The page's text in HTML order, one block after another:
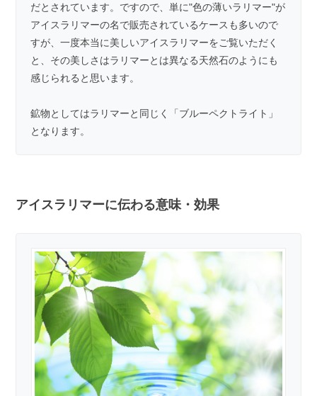
だとされています。ですので、単に"色の薄いラリマー"が
アイスラリマーの名で販売されているケースも多いので
すが、一度本当に美しいアイスラリマーをご覧いただく
と、その美しさはラリマーとは異なる天然石のようにも
感じられると思います。
鉱物としてはラリマーと同じく「ブルーペクトライト」
となります。
アイスラリマーに伝わる意味・効果